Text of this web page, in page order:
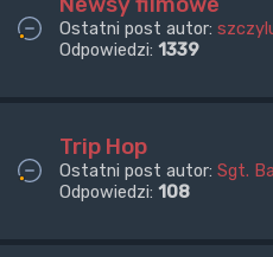
Ostatni post autor:
Odpowiedzi: 1339
Trip Hop
Ostatni post autor: Sgt.
Odpowiedzi: 108